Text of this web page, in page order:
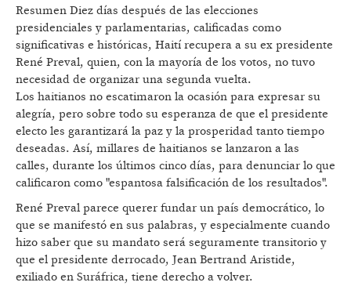
Resumen Diez días después de las elecciones
presidenciales y parlamentarias, calificadas como
significativas e históricas, Haití recupera a su ex presidente
René Preval, quien, con la mayoría de los votos, no tuvo
necesidad de organizar una segunda vuelta.
Los haitianos no escatimaron la ocasión para expresar su
alegría, pero sobre todo su esperanza de que el presidente
electo les garantizará la paz y la prosperidad tanto tiempo
deseadas. Así, millares de haitianos se lanzaron a las
calles, durante los últimos cinco días, para denunciar lo que
calificaron como "espantosa falsificación de los resultados".
René Preval parece querer fundar un país democrático, lo
que se manifestó en sus palabras, y especialmente cuando
hizo saber que su mandato será seguramente transitorio y
que el presidente derrocado, Jean Bertrand Aristide,
exiliado en Suráfrica, tiene derecho a volver.